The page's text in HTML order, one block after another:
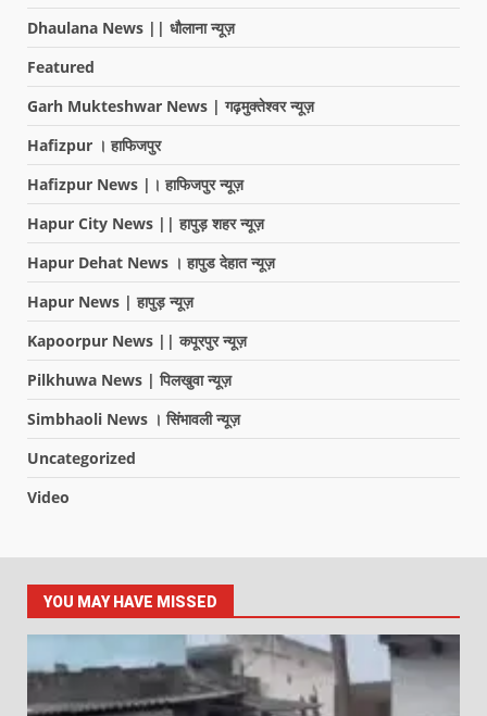
Dhaulana News || धौलाना न्यूज़
Featured
Garh Mukteshwar News | गढ़मुक्तेश्वर न्यूज़
Hafizpur । हाफिजपुर
Hafizpur News |। हाफिजपुर न्यूज़
Hapur City News || हापुड़ शहर न्यूज़
Hapur Dehat News । हापुड देहात न्यूज़
Hapur News | हापुड़ न्यूज़
Kapoorpur News || कपूरपुर न्यूज़
Pilkhuwa News | पिलखुवा न्यूज़
Simbhaoli News । सिंभावली न्यूज़
Uncategorized
Video
YOU MAY HAVE MISSED